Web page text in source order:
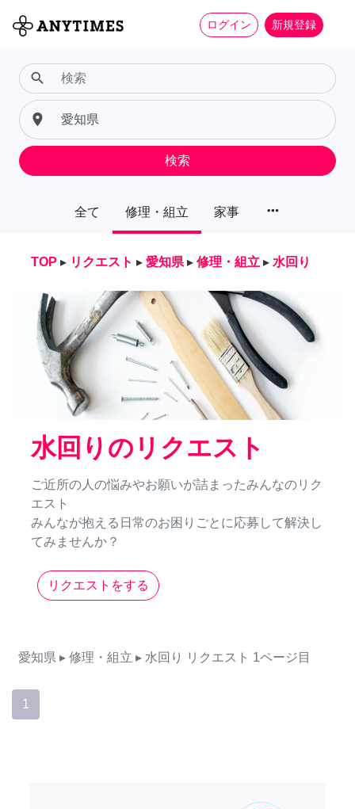
ログイン 新規登録
全て 修理・組立 家事 more_horiz
search
place
検索
TOP ▸ リクエスト ▸ 愛知県 ▸ 修理・組立 ▸ 水回り
水回りのリクエスト
ご近所の人の悩みやお願いが詰まったみんなのリク
エスト
みんなが抱える日常のお困りごとに応募して解決し
てみませんか？
リクエストをする
愛知県 ▸ 修理・組立 ▸ 水回り リクエスト 1ページ目
1